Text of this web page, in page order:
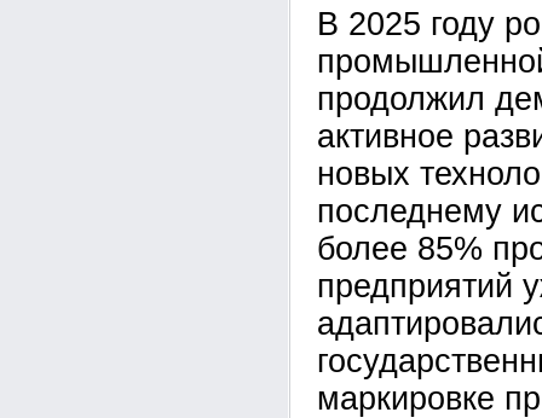
В 2025 году
продолжил
активное
новых
последнему
более 85%
предприятий
маркировке